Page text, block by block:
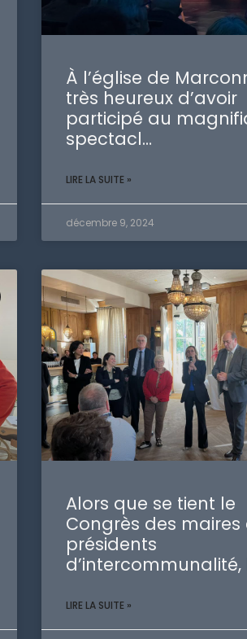
À l’église de
très heureux d’avoir
participé au
spectacl…
LIRE LA SUITE »
décembre 9, 2024
Alors que se tient le
Congrès des maires
présidents
d’intercommunalité,
LIRE LA SUITE »